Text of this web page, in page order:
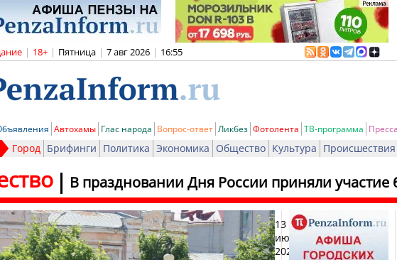
| 18+ | Пятница | 7 авг 2026 | 16:55
Автохамы Глас народа Вопрос-ответ Ликбез Фотолента ТВ-программа Пресса
Город Брифинги Политика Экономика Общество Культура Происшествия
В праздновании Дня России приняли участие
13
июня
2026,